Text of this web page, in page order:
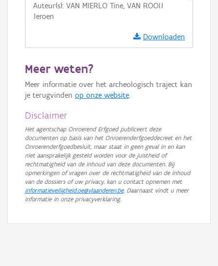
OSM-Basiskaart
Auteur(s): VAN MIERLO Tine, VAN ROOIJ
Jeroen
Downloaden
Meer weten?
Meer informatie over het archeologisch traject kan
je terugvinden op onze website.
Disclaimer
Het agentschap Onroerend Erfgoed publiceert deze
documenten op basis van het Onroerenderfgoeddecreet en het
Onroerenderfgoedbesluit, maar staat in geen geval in en kan
niet aansprakelijk gesteld worden voor de juistheid of
rechtmatigheid van de inhoud van deze documenten. Bij
opmerkingen of vragen over de rechtmatigheid van de inhoud
van de dossiers of uw privacy, kan u contact opnemen met
informatieveiligheid.oe@vlaanderen.be. Daarnaast vindt u meer
informatie in onze privacyverklaring.